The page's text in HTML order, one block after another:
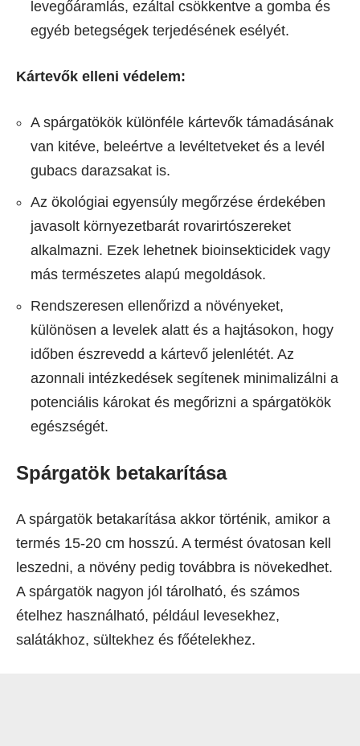
levegőáramlás, ezáltal csökkentve a gomba és
egyéb betegségek terjedésének esélyét.
Kártevők elleni védelem:
A spárgatökök különféle kártevők támadásának
van kitéve, beleértve a levéltetveket és a levél
gubacs darazsakat is.
Az ökológiai egyensúly megőrzése érdekében
javasolt környezetbarát rovarirtószereket
alkalmazni. Ezek lehetnek bioinsekticidek vagy
más természetes alapú megoldások.
Rendszeresen ellenőrizd a növényeket,
különösen a levelek alatt és a hajtásokon, hogy
időben észrevedd a kártevő jelenlétét. Az
azonnali intézkedések segítenek minimalizálni a
potenciális károkat és megőrizni a spárgatökök
egészségét.
Spárgatök betakarítása
A spárgatök betakarítása akkor történik, amikor a
termés 15-20 cm hosszú. A termést óvatosan kell
leszedni, a növény pedig továbbra is növekedhet.
A spárgatök nagyon jól tárolható, és számos
ételhez használható, például levesekhez,
salátákhoz, sültekhez és főételekhez.